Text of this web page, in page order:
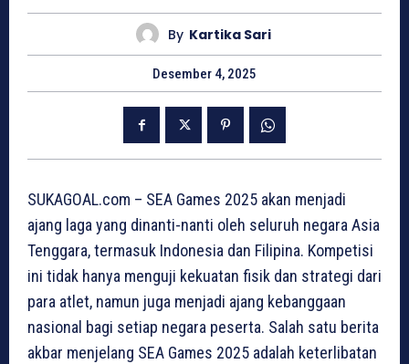
By Kartika Sari
Desember 4, 2025
SUKAGOAL.com – SEA Games 2025 akan menjadi
ajang laga yang dinanti-nanti oleh seluruh negara Asia
Tenggara, termasuk Indonesia dan Filipina. Kompetisi
ini tidak hanya menguji kekuatan fisik dan strategi dari
para atlet, namun juga menjadi ajang kebanggaan
nasional bagi setiap negara peserta. Salah satu berita
akbar menjelang SEA Games 2025 adalah keterlibatan